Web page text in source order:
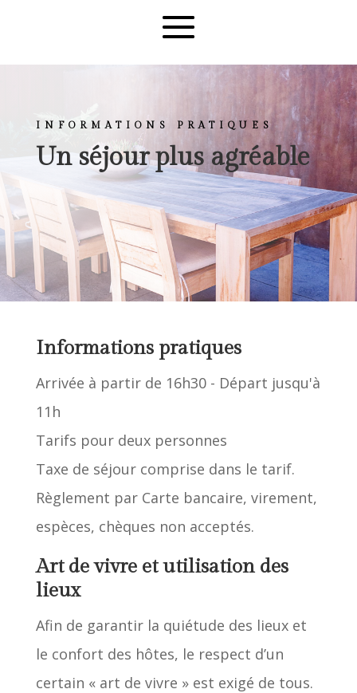
INFORMATIONS PRATIQUES
Un séjour plus agréable
Informations pratiques
Arrivée à partir de 16h30 - Départ jusqu'à
11h
Tarifs pour deux personnes
Taxe de séjour comprise dans le tarif.
Règlement par Carte bancaire, virement,
espèces, chèques non acceptés.
Art de vivre et utilisation des
lieux
Afin de garantir la quiétude des lieux et
le confort des hôtes, le respect d’un
certain « art de vivre » est exigé de tous.